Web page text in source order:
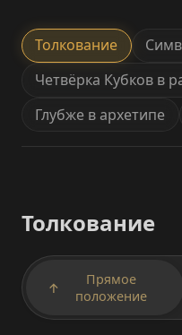
Толкование
Четвёрка Кубков в
Глубже в архетипе
Толкование
↑
Прямое
положение